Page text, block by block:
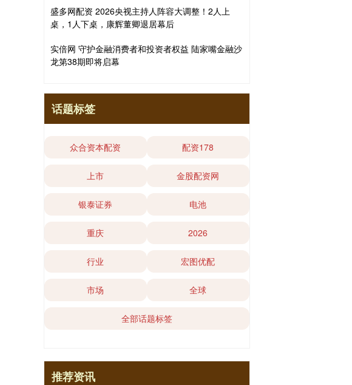
盛多网配资 2026央视主持人阵容大调整！2人上
桌，1人下桌，康辉董卿退居幕后
实倍网 守护金融消费者和投资者权益 陆家嘴金融沙
龙第38期即将启幕
话题标签
众合资本配资 配资178
上市 金股配资网
银泰证券 电池
重庆 2026
行业 宏图优配
市场 全球
全部话题标签
推荐资讯